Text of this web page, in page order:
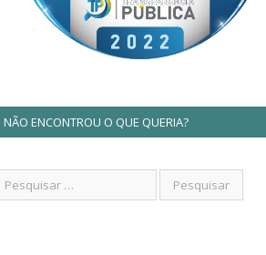
NÃO ENCONTROU O QUE QUERIA?